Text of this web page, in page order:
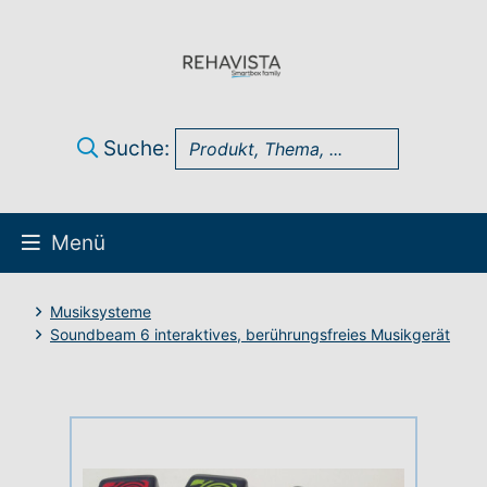
Suche:
Menü
Über uns
Produkte
Technik-Support
Musiksysteme
Soundbeam 6 interaktives, berührungsfreies Musikgerät